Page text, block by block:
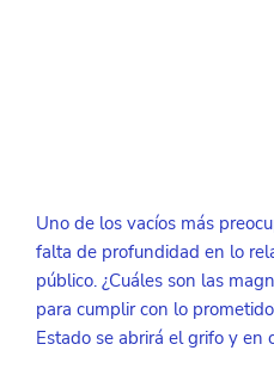
Uno de los vacíos más
falta de profundidad en lo
público. ¿Cuáles son las
para cumplir con lo
Estado se abrirá el grifo y en